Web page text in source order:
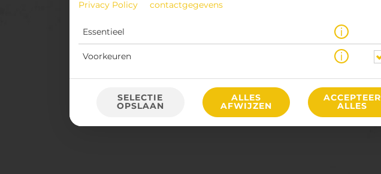
Privacy Policy contactgegevens
Essentieel
Voorkeuren
SELECTIE
OPSLAAN
ALLES
AFWIJZEN
ACCEPTEER
ALLES
* Door lokale acties kunnen prijzen per winkel afwijken.